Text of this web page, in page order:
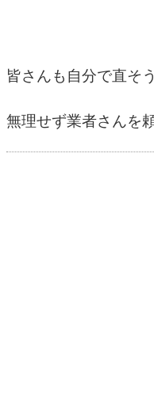
皆さんも自分で直そ
無理せず業者さんを